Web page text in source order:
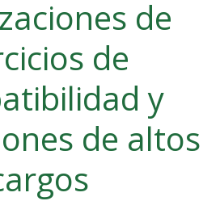
de
de
y
de altos